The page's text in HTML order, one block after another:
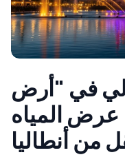
في "أرض
عرض المياه
من أنطاليا